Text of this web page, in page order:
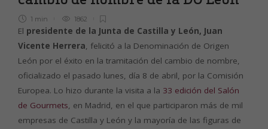
1 min 1862
El presidente de la Junta de Castilla y León, Juan
Vicente Herrera, felicitó a la Denominación de Origen
León por el éxito en la tramitación del cambio de nombre,
oficializado el pasado lunes, día 8 de abril, por la Comisión
Europea. Lo hizo durante la visita a la 33 edición del Salón
de Gourmets, en Madrid, en el que participaron más de mil
empresas de Castilla y León y la mayoría de las figuras de